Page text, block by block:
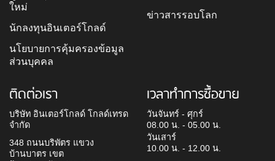
ใหม่
นักลงทุนอินเตอร์โกลด์
นโยบายการคุ้มครองข้อมูล
ส่วนบุคคล
ข่าวสารรอบโลก
ติดต่อเรา
บริษัท อินเตอร์โกลด์ โกลด์เทรด
จำกัด
348 ถนนบริพัตร แขวง
บ้านบาตร เขต
เวลาทำการซื้อขาย
วันจันทร์ - ศุกร์
08.00 น. - 05.00 น.
วันเสาร์
10.00 น. - 12.00 น.